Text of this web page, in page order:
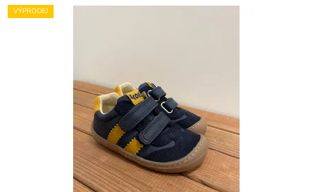
VÝPRODEJ